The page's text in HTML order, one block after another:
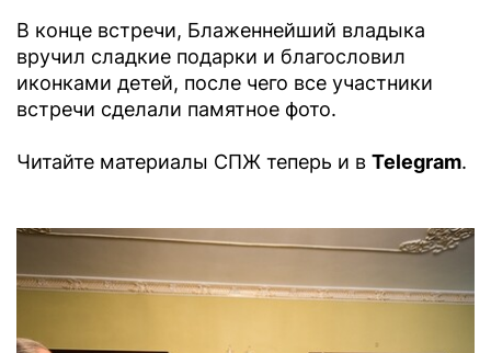
В конце встречи, Блаженнейший владыка
вручил сладкие подарки и благословил
иконками детей, после чего все участники
встречи сделали памятное фото.
Читайте материалы СПЖ теперь и в Telegram.